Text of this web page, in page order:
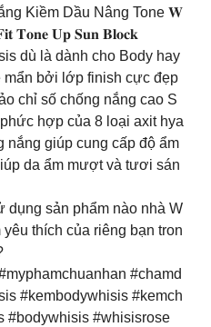
Kiềm Dầu Nâng Tone 𝐖
𝐓𝐨𝐧𝐞 𝐔𝐩 𝐒𝐮𝐧 𝐁𝐥𝐨𝐜𝐤
dù là dành cho Body hay
mẩn bởi lớp finish cực đẹp
chỉ số chống nắng cao S
hợp của 8 loại axit hya
nắng giúp cung cấp độ ẩm
da ẩm mượt và tươi sán
dụng sản phẩm nào nhà W
thích của riêng bạn tron
#chamd
#kembodywhisis #kemch
#bodywhisis #whisisrose